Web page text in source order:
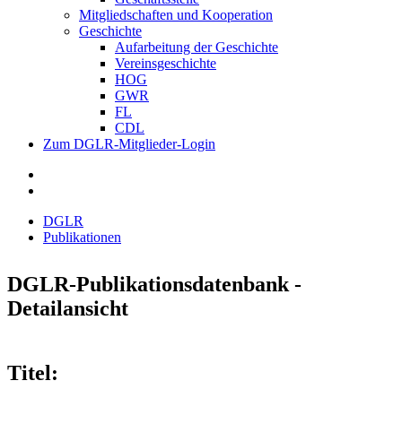
Mitgliedschaften und Kooperation
Geschichte
Aufarbeitung der Geschichte
Vereinsgeschichte
HOG
GWR
FL
CDL
Zum DGLR-Mitglieder-Login
DGLR
Publikationen
DGLR-Publikationsdatenbank -
Detailansicht
Titel: